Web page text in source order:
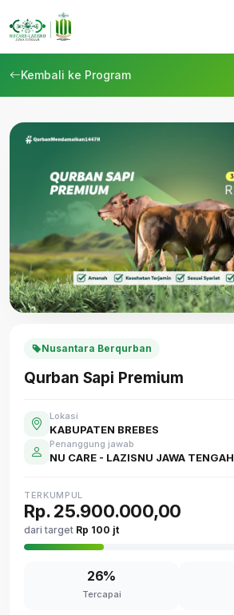
Kembali ke Program
Nusantara Berqurban
Qurban Sapi Premium
Lokasi
KABUPATEN BREBES
Penanggung jawab
NU CARE - LAZISNU JAWA TENGAH
TERKUMPUL
Rp. 25.900.000,00
dari target Rp 100 jt
26%
Tercapai